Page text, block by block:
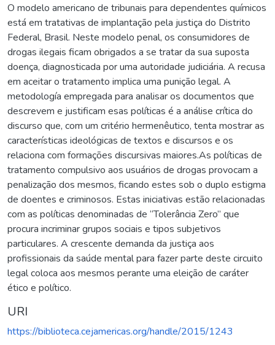
O modelo americano de tribunais para dependentes químicos
está em tratativas de implantação pela justiça do Distrito
Federal, Brasil. Neste modelo penal, os consumidores de
drogas ilegais ficam obrigados a se tratar da sua suposta
doença, diagnosticada por uma autoridade judiciária. A recusa
em aceitar o tratamento implica uma punição legal. A
metodología empregada para analisar os documentos que
descrevem e justificam esas políticas é a análise crítica do
discurso que, com um critério hermenêutico, tenta mostrar as
características ideológicas de textos e discursos e os
relaciona com formações discursivas maiores.As políticas de
tratamento compulsivo aos usuários de drogas provocam a
penalização dos mesmos, ficando estes sob o duplo estigma
de doentes e criminosos. Estas iniciativas estão relacionadas
com as políticas denominadas de “Tolerância Zero” que
procura incriminar grupos sociais e tipos subjetivos
particulares. A crescente demanda da justiça aos
profissionais da saúde mental para fazer parte deste circuito
legal coloca aos mesmos perante uma eleição de caráter
ético e político.
URI
https://biblioteca.cejamericas.org/handle/2015/1243